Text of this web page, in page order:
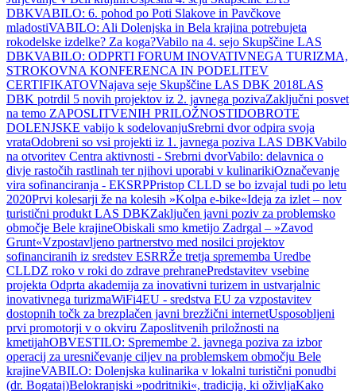
DBKVABILO: 6. pohod po Poti Slakove in Pavčkove
mladostiVABILO: Ali Dolenjska in Bela krajina potrebujeta
rokodelske izdelke? Za koga?Vabilo na 4. sejo Skupščine LAS
DBKVABILO: ODPRTI FORUM INOVATIVNEGA TURIZMA,
STROKOVNA KONFERENCA IN PODELITEV
CERTIFIKATOVNajava seje Skupščine LAS DBK 2018LAS
DBK potrdil 5 novih projektov iz 2. javnega pozivaZaključni posvet
na temo ZAPOSLITVENIH PRILOŽNOSTIDOBROTE
DOLENJSKE vabijo k sodelovanjuSrebrni dvor odpira svoja
vrataOdobreni so vsi projekti iz 1. javnega poziva LAS DBKVabilo
na otvoritev Centra aktivnosti - Srebrni dvorVabilo: delavnica o
divje rastočih rastlinah ter njihovi uporabi v kulinarikiOznačevanje
vira sofinanciranja - EKSRPPristop CLLD se bo izvajal tudi po letu
2020Prvi kolesarji že na kolesih »Kolpa e-bike«Ideja za izlet – nov
turistični produkt LAS DBKZaključen javni poziv za problemsko
območje Bele krajineObiskali smo kmetijo Zadrgal – »Zavod
Grunt«Vzpostavljeno partnerstvo med nosilci projektov
sofinanciranih iz sredstev ESRRŽe tretja sprememba Uredbe
CLLDZ roko v roki do zdrave prehranePredstavitev vsebine
projekta Odprta akademija za inovativni turizem in ustvarjalnic
inovativnega turizmaWiFi4EU - sredstva EU za vzpostavitev
dostopnih točk za brezplačen javni brezžični internetUsposobljeni
prvi promotorji v o okviru Zaposlitvenih priložnosti na
kmetijahOBVESTILO: Spremembe 2. javnega poziva za izbor
operacij za uresničevanje ciljev na problemskem območju Bele
krajineVABILO: Dolenjska kulinarika v lokalni turistični ponudbi
(dr. Bogataj)Belokranjski »podritniki«, tradicija, ki oživljaKako